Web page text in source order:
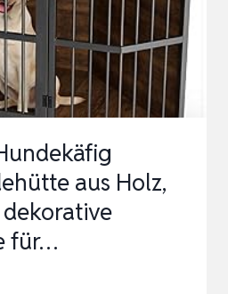
H
F
aus Holz,
für…